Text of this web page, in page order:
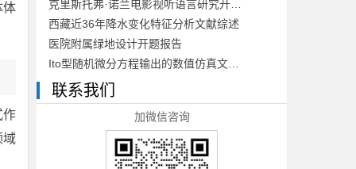
体
作
域
西藏近36年降水变化特征分析文献综述
医院附属绿地设计开题报告
联系我们
加微信咨询